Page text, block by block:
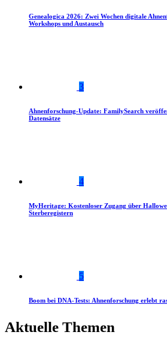
Genealogica 2026: Zwei Wochen digitale
Workshops und Austausch
3
Ahnenforschung-Update: FamilySearch
Datensätze
4
MyHeritage: Kostenloser Zugang über
Sterberegistern
5
Boom bei DNA-Tests: Ahnenforschung erlebt
Aktuelle Themen